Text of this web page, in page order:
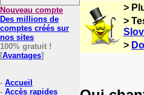
Nouveau compte
Des millions de
comptes créés sur
nos sites
100% gratuit !
[Avantages]
- Accueil
- Accès rapides
>
>
>